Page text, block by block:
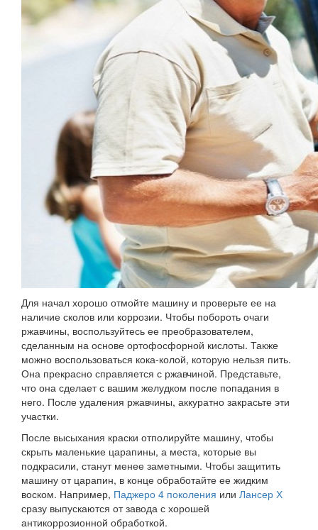
Для начал хорошо отмойте машину и проверьте ее на
наличие сколов или коррозии. Чтобы побороть очаги
ржавчины, воспользуйтесь ее преобразователем,
сделанным на основе ортофосфорной кислоты. Также
можно воспользоваться кока-колой, которую нельзя пить.
Она прекрасно справляется с ржавчиной. Представьте,
что она сделает с вашим желудком после попадания в
него. После удаления ржавчины, аккуратно закрасьте эти
участки.
После высыхания краски отполируйте машину, чтобы
скрыть маленькие царапины, а места, которые вы
подкрасили, станут менее заметными. Чтобы защитить
машину от царапин, в конце обработайте ее жидким
воском. Например, Паджеро 4 поколения или Лансер Х
сразу выпускаются от завода с хорошей
антикоррозионной обработкой.